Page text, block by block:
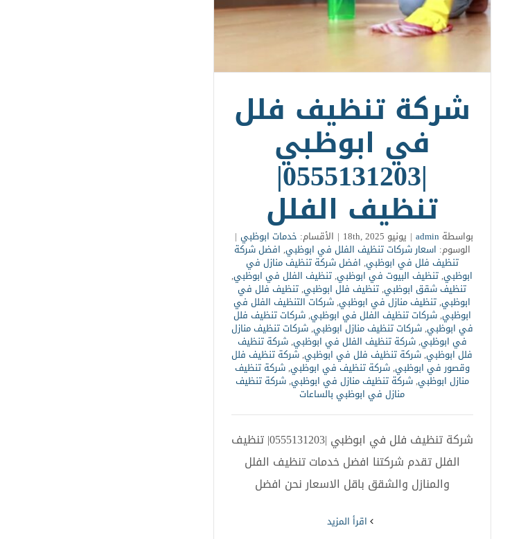
شركة تنظيف فلل
في ابوظبي
|0555131203|
تنظيف الفلل
بواسطةadmin
| يونيو 18th, 2025 | الأقسام: خدمات ابوظبي |
الوسوم: اسعار شركات تنظيف الفلل في ابوظبي, افضل شركة
تنظيف فلل في ابوظبي, افضل شركة تنظيف منازل في
ابوظبي,تنظيف البيوت في ابوظبي,تنظيف الفلل في ابوظبي,
تنظيف شقق ابوظبي,تنظيف فلل ابوظبي,تنظيف فلل في
ابوظبي,تنظيف منازل في ابوظبي,شركات التنظيف الفلل في
ابوظبي,شركات تنظيف الفلل في ابوظبي,شركات تنظيف فلل
في ابوظبي,شركات تنظيف منازل ابوظبي,شركات تنظيف منازل
في ابوظبي,شركة تنظيف الفلل في ابوظبي,شركة تنظيف
فلل ابوظبي,شركة تنظيف فلل في ابوظبي,شركة تنظيف فلل
وقصور في ابوظبي,شركة تنظيف في ابوظبي,شركة تنظيف
منازل ابوظبي,شركة تنظيف منازل في ابوظبي,شركة تنظيف
منازل في ابوظبي بالساعات
شركة تنظيف فلل في ابوظبي |0555131203| تنظيف
الفلل تقدم شركتنا افضل خدمات تنظيف الفلل
والمنازل والشقق باقل الاسعار نحن افضل
‫اقرأ المزيد